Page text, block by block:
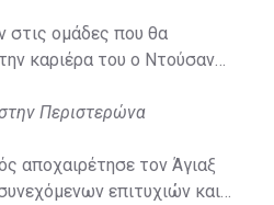
στις ομάδες που θα
καριέρα του ο Ντούσαν
Περιστερώνα
αποχαιρέτησε τον Άγιαξ
επιτυχιών και